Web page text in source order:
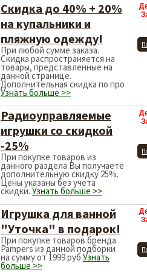
Скидка до 40% + 20%
на купальники и
пляжную одежду!
При любой сумме заказа.
Скидка распространяется на
товары, представленные на
данной странице.
Дополнительная скидка по про
Узнать больше >>
Радиоуправляемые
игрушки со скидкой
-25%
При покупке товаров из
данного раздела Вы получаете
дополнительную скидку 25%.
Цены указаны без учета
скидки. Узнать больше >>
Игрушка для ванной
"Уточка" в подарок!
При покупке товаров бренда
Pampers из данной подборки
на сумму от 1999 руб Узнать
больше >>